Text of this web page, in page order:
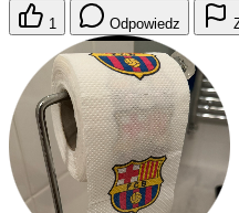
1 Odpowiedz